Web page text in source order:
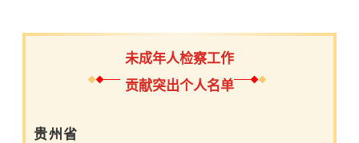
未成年人检察工作
贡献突出个人名单
贵州省